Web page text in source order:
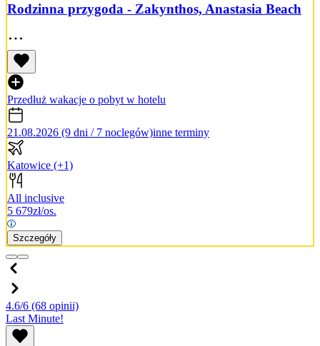
Rodzinna przygoda - Zakynthos, Anastasia Beach
Przedłuż wakacje o pobyt w hotelu
21.08.2026 (9 dni / 7 noclegów)inne terminy
Katowice (+1)
All inclusive
5 679zł/os.
Szczegóły
4.6/6 (68 opinii)
Last Minute!